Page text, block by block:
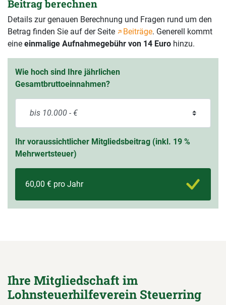
Beitrag berechnen
Details zur genauen Berechnung und Fragen rund um den
Betrag finden Sie auf der Seite
Beiträge. Generell kommt
eine einmalige Aufnahmegebühr von 14 Euro hinzu.
Wie hoch sind Ihre jährlichen
Gesamtbruttoeinnahmen?
Ihr voraussichtlicher Mitgliedsbeitrag (inkl. 19 %
Mehrwertsteuer)
60,00 € pro Jahr
Ihre Mitgliedschaft im
Lohnsteuerhilfeverein Steuerring